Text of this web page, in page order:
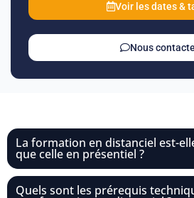
Voir les dates &
Nous
La formation en distanciel est-
que celle en présentiel ?
Quels sont les prérequis